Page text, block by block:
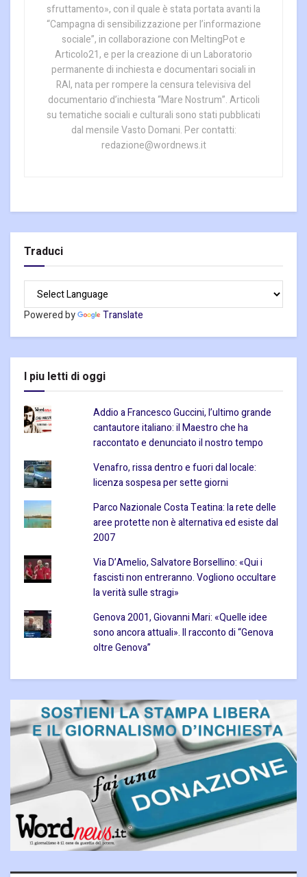
sfruttamento», con il quale è stata portata avanti la
“Campagna di sensibilizzazione per l’informazione
sociale”, in collaborazione con MeltingPot e
Articolo21, e per la creazione di un Laboratorio
permanente di inchiesta e documentari sociali in
RAI, nata per rompere la censura televisiva del
documentario d’inchiesta “Mare Nostrum”. Articoli
su tematiche sociali e culturali sono stati pubblicati
dal mensile Vasto Domani. Per contatti:
redazione@wordnews.it
Traduci
Powered by Translate
I piu letti di oggi
Addio a Francesco Guccini, l’ultimo grande
cantautore italiano: il Maestro che ha
raccontato e denunciato il nostro tempo
Venafro, rissa dentro e fuori dal locale:
licenza sospesa per sette giorni
Parco Nazionale Costa Teatina: la rete delle
aree protette non è alternativa ed esiste dal
2007
Via D’Amelio, Salvatore Borsellino: «Qui i
fascisti non entreranno. Vogliono occultare
la verità sulle stragi»
Genova 2001, Giovanni Mari: «Quelle idee
sono ancora attuali». Il racconto di “Genova
oltre Genova”